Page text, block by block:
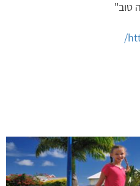
טוב"